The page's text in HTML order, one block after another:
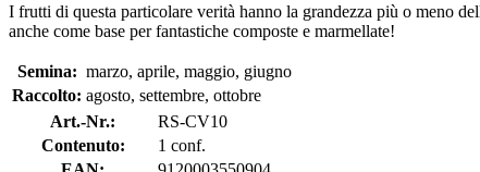
I frutti di questa particolare verità hanno la grandezza più o meno
anche come base per fantastiche composte e marmellate!
Semina: marzo, aprile, maggio, giugno
Raccolto: agosto, settembre, ottobre
Art.-Nr.:
RS-CV10
Contenuto:
1 conf.